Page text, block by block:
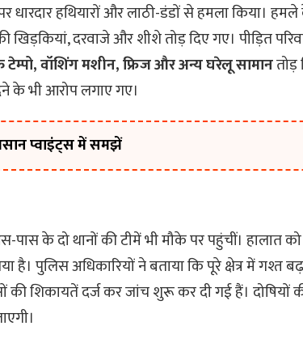
हथियारों और लाठी-डंडों से हमला किया।
दरवाजे और शीशे तोड़ दिए गए। पीड़ित
वॉशिंग मशीन, फ्रिज और अन्य घरेलू सामानतोड़
के भी आरोप लगाए गए।
प्वाइंट्स में समझें
के दो थानों की टीमें भी मौके पर पहुंचीं। हालात
है। पुलिस अधिकारियों ने बताया कि पूरे क्षेत्र में गश्त
की शिकायतें दर्ज कर जांच शुरू कर दी गई हैं। दोषियों